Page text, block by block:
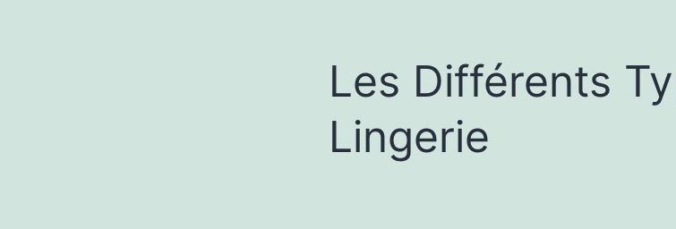
Les Différents
Lingerie